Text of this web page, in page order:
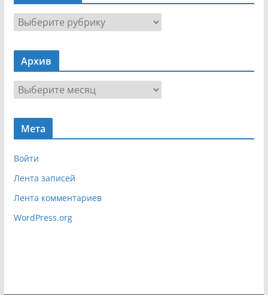
Н
в
г
я
Архив
х
Мета
Войти
Лента записей
Лента комментариев
WordPress.org